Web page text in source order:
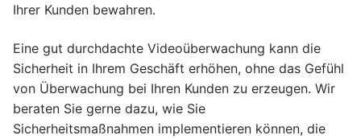
Ihrer Kunden bewahren.
Eine gut durchdachte Videoüberwachung kann die
Sicherheit in Ihrem Geschäft erhöhen, ohne das Gefühl
von Überwachung bei Ihren Kunden zu erzeugen. Wir
beraten Sie gerne dazu, wie Sie
Sicherheitsmaßnahmen implementieren können, die